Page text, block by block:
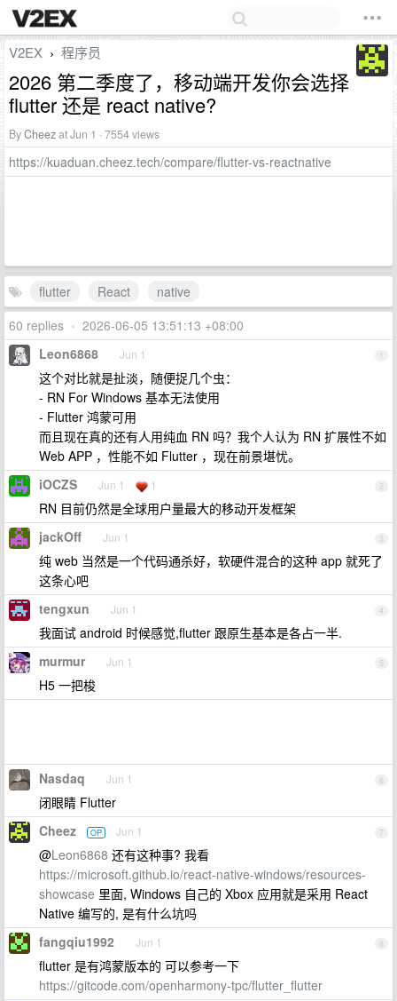
V2EX › 程序员
2026 第二季度了，移动端开发你会选择
flutter 还是 react native?
ByCheezat Jun 1 · 7554 views
https://kuaduan.cheez.tech/compare/flutter-vs-reactnative
flutter React
native
60 replies • 2026-06-05 13:51:13 +08:00
1
Leon6868 Jun 1
这个对比就是扯淡，随便捉几个虫：
- RN For Windows 基本无法使用
- Flutter 鸿蒙可用
而且现在真的还有人用纯血 RN 吗？我个人认为 RN 扩展性不如
Web APP ，性能不如 Flutter ，现在前景堪忧。
2
iOCZS Jun 1 1
RN 目前仍然是全球用户量最大的移动开发框架
3
jackOff Jun 1
纯 web 当然是一个代码通杀好，软硬件混合的这种 app 就死了
这条心吧
4
tengxun Jun 1
我面试 android 时候感觉,flutter 跟原生基本是各占一半.
5
murmur Jun 1
H5 一把梭
6
Nasdaq Jun 1
闭眼睛 Flutter
7
Cheez OP Jun 1
@Leon6868 还有这种事? 我看
https://microsoft.github.io/react-native-windows/resources-
showcase 里面, Windows 自己的 Xbox 应用就是采用 React
Native 编写的, 是有什么坑吗
8
fangqiu1992 Jun 1
flutter 是有鸿蒙版本的 可以参考一下
https://gitcode.com/openharmony-tpc/flutter_flutter